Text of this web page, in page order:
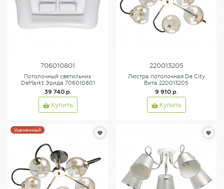
706010801
Потолочный светильник
DeMarkt Эрида 706010801
39 740 р.
Купить
220013205
Люстра потолочная De City
Вита 220013205
9 910 р.
Купить
Уцененный